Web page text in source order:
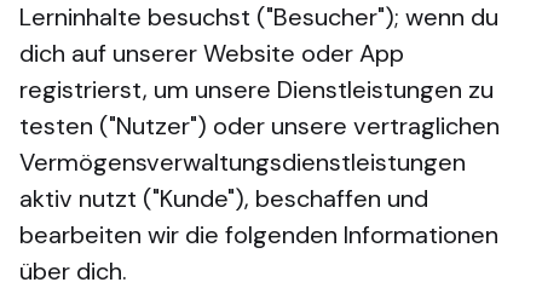
Lerninhalte besuchst ("Besucher"); wenn du
dich auf unserer Website oder App
registrierst, um unsere Dienstleistungen zu
testen ("Nutzer") oder unsere vertraglichen
Vermögensverwaltungsdienstleistungen
aktiv nutzt ("Kunde"), beschaffen und
bearbeiten wir die folgenden Informationen
über dich.